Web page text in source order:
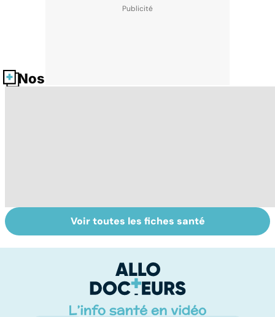
Nos fiches santé
La tuberculose
pulmonaire
Tout savoir sur
les infections
Voir toutes les fiches santé